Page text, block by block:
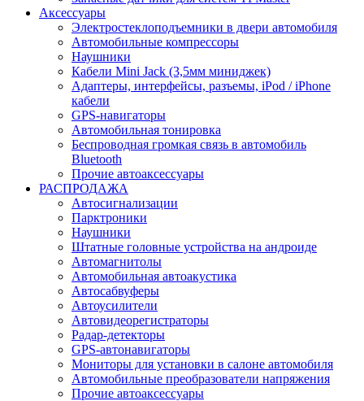
Аксессуары
Электростеклоподъемники в двери автомобиля
Автомобильные компрессоры
Наушники
Кабели Mini Jack (3,5мм миниджек)
Адаптеры, интерфейсы, разъемы, iPod / iPhone
кабели
GPS-навигаторы
Автомобильная тонировка
Беспроводная громкая связь в автомобиль
Bluetooth
Прочие автоаксессуары
РАСПРОДАЖА
Автосигнализации
Парктроники
Наушники
Штатные головные устройства на андроиде
Автомагнитолы
Автомобильная автоакустика
Автосабвуферы
Автоусилители
Автовидеорегистраторы
Радар-детекторы
GPS-автонавигаторы
Мониторы для установки в салоне автомобиля
Автомобильные преобразователи напряжения
Прочие автоаксессуары